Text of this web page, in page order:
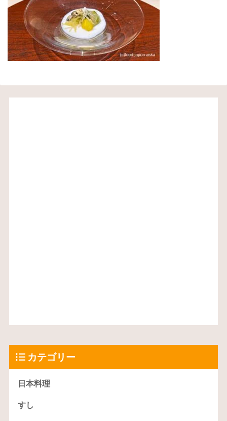
カテゴリー
日本料理
すし